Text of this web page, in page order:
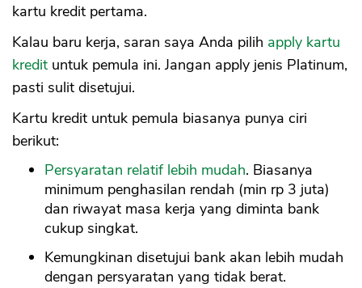
kartu kredit pertama.
Kalau baru kerja, saran saya Anda pilih apply kartu
kredit untuk pemula ini. Jangan apply jenis Platinum,
pasti sulit disetujui.
Kartu kredit untuk pemula biasanya punya ciri
berikut:
Persyaratan relatif lebih mudah. Biasanya
minimum penghasilan rendah (min rp 3 juta)
dan riwayat masa kerja yang diminta bank
cukup singkat.
Kemungkinan disetujui bank akan lebih mudah
dengan persyaratan yang tidak berat.